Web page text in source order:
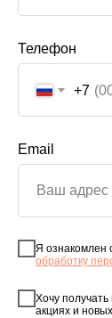
Телефон
+7
Email
Я ознакомлен
обработку
Хочу
акциях и новых